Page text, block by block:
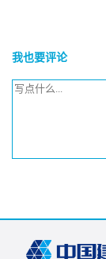
我也要评论